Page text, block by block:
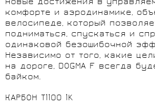
новые достижения в
комфорте и аэродинамике,
велосипеде, который
подниматься, спускаться и
одинаковой безошибочной
Независимо от того, какие
на дороге, DOGMA F всегда
байком.
КАРБОН T1100 1K